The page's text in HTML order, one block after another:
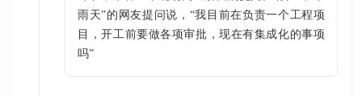
雨天”的网友提问说，“我目前在负责一个工程项
目，开工前要做各项审批，现在有集成化的事项
吗”